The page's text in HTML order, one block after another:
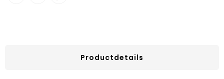
Productdetails